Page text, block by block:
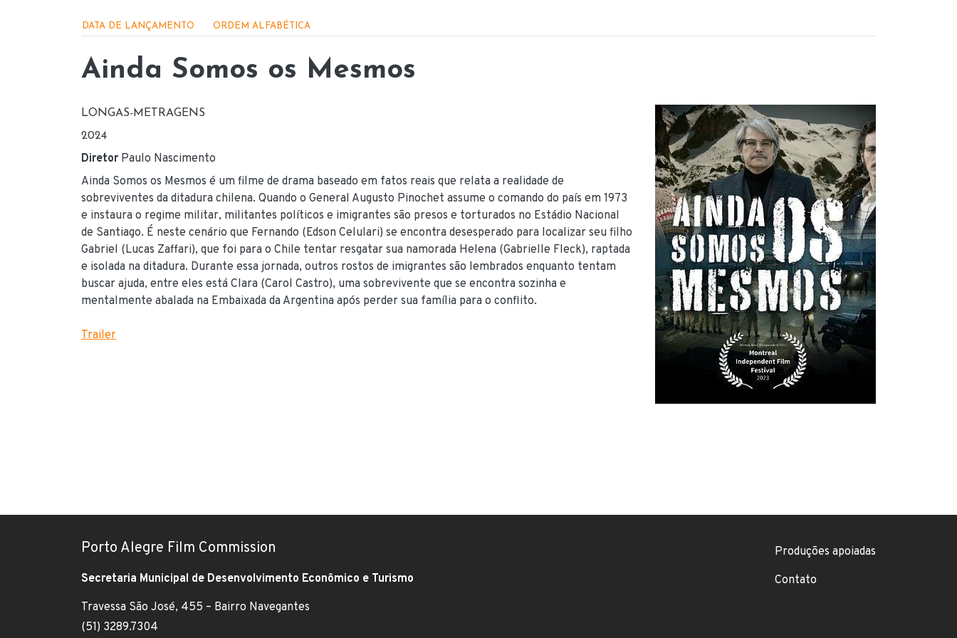
Menu - Produções apoiadas
DATA DE LANÇAMENTO ORDEM ALFABÉTICA
Ainda Somos os Mesmos
LONGAS-METRAGENS
2024
Diretor Paulo Nascimento
Ainda Somos os Mesmos é um filme de drama baseado em fatos reais que relata a realidade de
sobreviventes da ditadura chilena. Quando o General Augusto Pinochet assume o comando do país em 1973
e instaura o regime militar, militantes políticos e imigrantes são presos e torturados no Estádio Nacional
de Santiago. É neste cenário que Fernando (Edson Celulari) se encontra desesperado para localizar seu filho
Gabriel (Lucas Zaffari), que foi para o Chile tentar resgatar sua namorada Helena (Gabrielle Fleck), raptada
e isolada na ditadura. Durante essa jornada, outros rostos de imigrantes são lembrados enquanto tentam
buscar ajuda, entre eles está Clara (Carol Castro), uma sobrevivente que se encontra sozinha e
mentalmente abalada na Embaixada da Argentina após perder sua família para o conflito.
Trailer
Porto Alegre Film Commission
Secretaria Municipal de Desenvolvimento Econômico e Turismo
Endereço:
Travessa São José, 455 – Bairro Navegantes
Telefone:
(51) 3289.7304
Footer menu
Produções apoiadas
Contato